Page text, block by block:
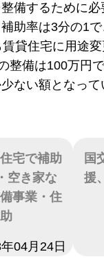
備するために
助率は3分の1
貸住宅に用途
整備は100万円
ない額となって
宅で補助
空き家な
事業・住
04月24日
国
援